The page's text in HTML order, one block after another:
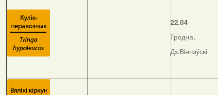
22.04
Гродна,
Дз.Вінчэўскі